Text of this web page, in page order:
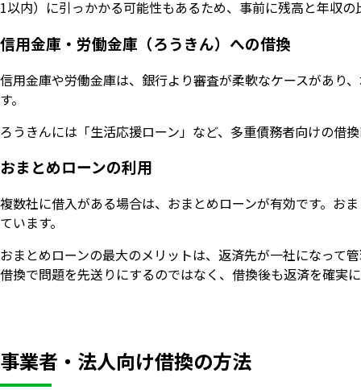
1以内）に引っかかる可能性もあるため、事前に残高と年収
信用金庫・労働金庫（ろうきん）への借換
信用金庫や労働金庫は、銀行より審査が柔軟なケースがあり
す。
ろうきんには「生活応援ローン」など、多重債務者向けの借
おまとめローンの利用
複数社に借入がある場合は、おまとめローンが有効です。お
ています。
おまとめローンの最大のメリットは、返済先が一社になって
借換で問題を先送りにするのではなく、借換後も返済を確実
事業者・法人向け借換の方法